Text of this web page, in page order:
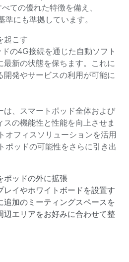
ての優れた特徴を備え、
にも準拠しています。
起こす
の4G接続を通じた自動ソフト
最新の状態を保ちます。これに
開発やサービスの利用が可能に
は、スマートポッド全体および
スの機能性と性能を向上させま
フィスソリューションを活用
ポッドの可能性をさらに引き出
ポッドの外に拡張
レイやホワイトボードを設置す
追加のミーティングスペースを
辺エリアをお好みに合わせて整